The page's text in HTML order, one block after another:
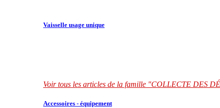
Vaisselle usage unique
Voir tous les articles de la famille "COLLECTE DES
Accessoires - équipement